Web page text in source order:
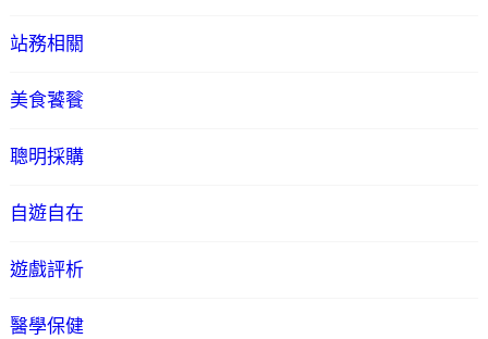
站務相關
美食饕餮
聰明採購
自遊自在
遊戲評析
醫學保健